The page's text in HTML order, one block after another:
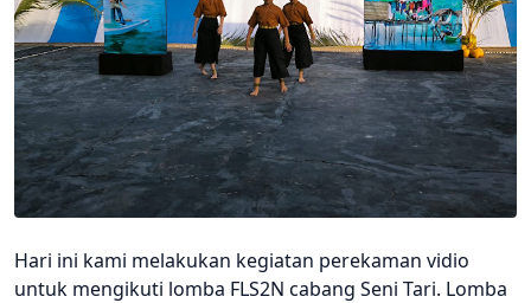
Hari ini kami melakukan kegiatan perekaman vidio
untuk mengikuti lomba FLS2N cabang Seni Tari. Lomba